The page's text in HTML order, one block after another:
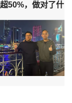
电商哀鸿遍野，他每年业绩增长超50%，做对了什么 | 圈内典范